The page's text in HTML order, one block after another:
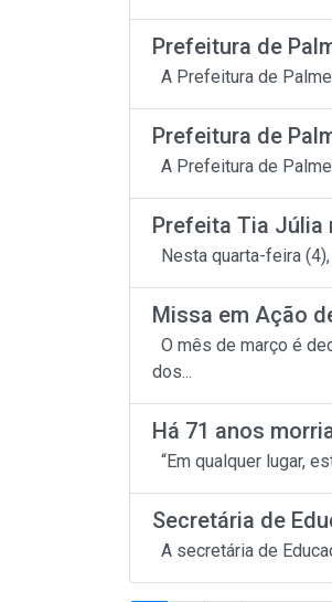
Prefeitura de
A Prefeitura de
Prefeitura de
A Prefeitura de
Prefeita Tia Júlia
Nesta quarta-feira
Missa em Ação
O mês de março é
dos...
Há 71 anos
“Em qualquer lugar,
Secretária de
A secretária de